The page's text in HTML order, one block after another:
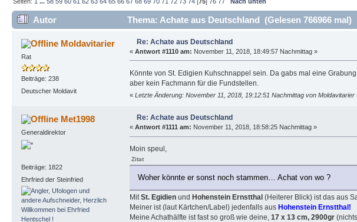
Autor Thema: Achate aus Deutschland (Gelesen 766966 mal)
Moldavitarier
Rat
Beiträge: 238
Deutscher Moldavit
Re: Achate aus Deutschland
« Antwort #1110 am: November 11, 2018, 18:49:57 Nachmittag »
Könnte von St. Edigien Kuhschnappel sein. Da gabs mal eine
aber kein Fachmann für die Fundstellen.
« Letzte Änderung: November 11, 2018, 19:12:51 Nachmittag von Moldavitarier
Met1998
Generaldirektor
Beiträge: 1822
Ehrfried der Steinfried
Re: Achate aus Deutschland
« Antwort #1111 am: November 11, 2018, 18:58:25 Nachmittag »
Moin speul,
Zitat
Woher könnte er sonst noch stammen… Achat von wo ?
MitSt. Egidienund Hohenstein Ernstthal (Heiterer Blick) ist das aus
Meiner ist (laut Kärtchen/Label) jedenfalls aus Hohenstein Ernstthal!
Meine Achathälfte ist fast so groß wie deine, 17 x 13 cm, 2900gr